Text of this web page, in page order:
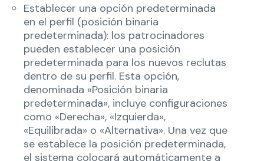
Establecer una opción predeterminada
en el perfil (posición binaria
predeterminada): los patrocinadores
pueden establecer una posición
predeterminada para los nuevos reclutas
dentro de su perfil. Esta opción,
denominada «Posición binaria
predeterminada», incluye configuraciones
como «Derecha», «Izquierda»,
«Equilibrada» o «Alternativa». Una vez que
se establece la posición predeterminada,
el sistema colocará automáticamente a